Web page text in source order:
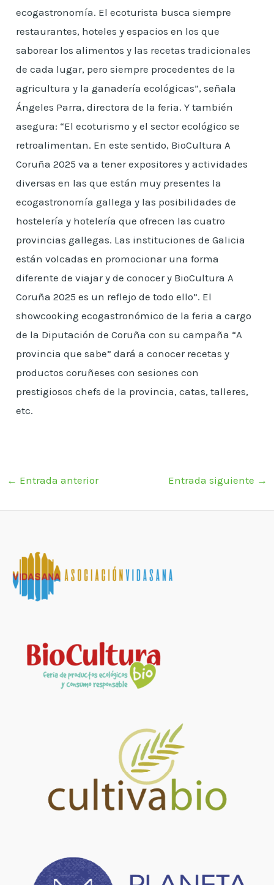
ecogastronomía. El ecoturista busca siempre
restaurantes, hoteles y espacios en los que
saborear los alimentos y las recetas tradicionales
de cada lugar, pero siempre procedentes de la
agricultura y la ganadería ecológicas”, señala
Ángeles Parra, directora de la feria. Y también
asegura: “El ecoturismo y el sector ecológico se
retroalimentan. En este sentido, BioCultura A
Coruña 2025 va a tener expositores y actividades
diversas en las que están muy presentes la
ecogastronomía gallega y las posibilidades de
hostelería y hotelería que ofrecen las cuatro
provincias gallegas. Las instituciones de Galicia
están volcadas en promocionar una forma
diferente de viajar y de conocer y BioCultura A
Coruña 2025 es un reflejo de todo ello”. El
showcooking ecogastronómico de la feria a cargo
de la Diputación de Coruña con su campaña “A
provincia que sabe” dará a conocer recetas y
productos coruñeses con sesiones con
prestigiosos chefs de la provincia, catas, talleres,
etc.
← Entrada anterior Entrada siguiente →